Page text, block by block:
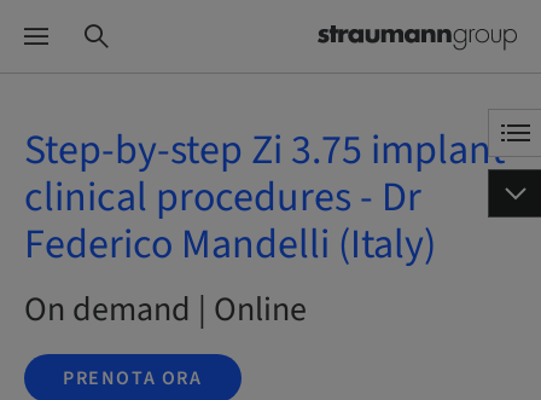
Step-by-step Zi 3.75 implant
clinical procedures - Dr
Federico Mandelli (Italy)
On demand | Online
PRENOTA ORA